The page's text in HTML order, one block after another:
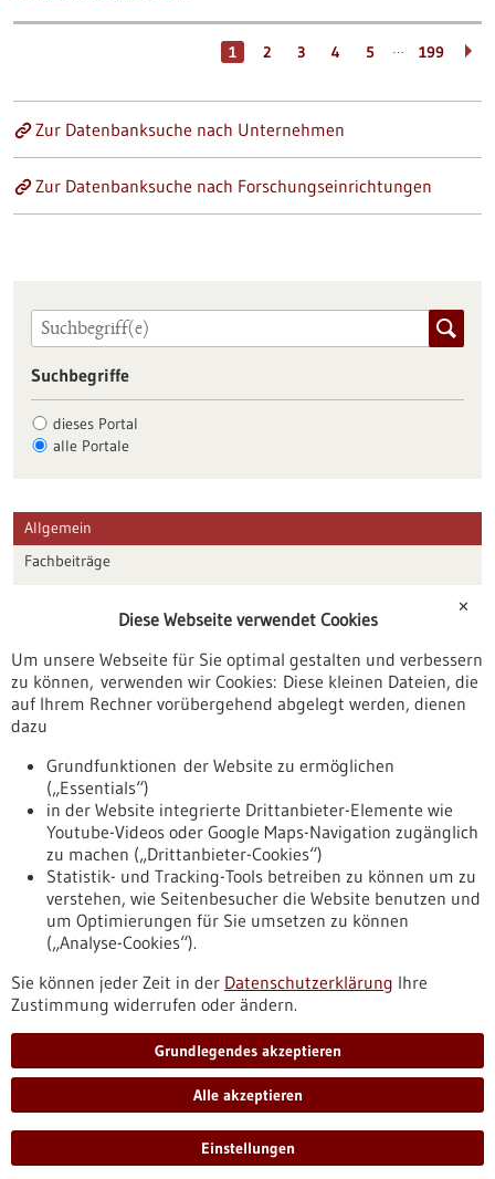
1 2 3 4 5 … 199
Zur Datenbanksuche nach Unternehmen
Zur Datenbanksuche nach Forschungseinrichtungen
Suchbegriffe
dieses Portal
alle Portale
Allgemein
Fachbeiträge
Veranstaltungen
Erscheinungsdatum
Nach oben
Informiert bleiben
Newsletter abonnieren
✕
Diese Webseite verwendet Cookies
Um unsere Webseite für Sie optimal gestalten und verbessern
zu können, verwenden wir Cookies: Diese kleinen Dateien, die
auf Ihrem Rechner vorübergehend abgelegt werden, dienen
dazu
Grundfunktionen der Website zu ermöglichen
(„Essentials“)
in der Website integrierte Drittanbieter-Elemente wie
Youtube-Videos oder Google Maps-Navigation zugänglich
zu machen („Drittanbieter-Cookies“)
Statistik- und Tracking-Tools betreiben zu können um zu
verstehen, wie Seitenbesucher die Website benutzen und
um Optimierungen für Sie umsetzen zu können
(„Analyse-Cookies“).
Sie können jeder Zeit in der Datenschutzerklärung Ihre
Zustimmung widerrufen oder ändern.
Grundlegendes akzeptieren
Alle akzeptieren
Einstellungen